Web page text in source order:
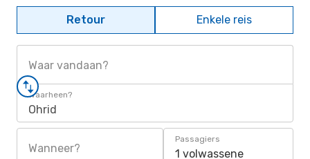
Retour Enkele reis
Waar vandaan?
Waarheen?
Ohrid
Wanneer?
Passagiers
1 volwassene